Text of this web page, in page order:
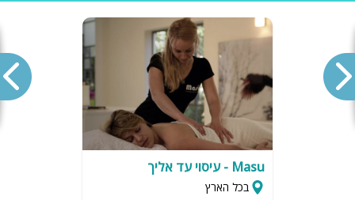
Masu - עיסוי עד אליך
בכל הארץ